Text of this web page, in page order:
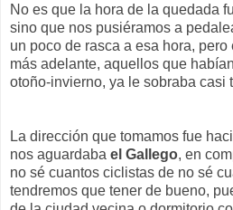
No es que la hora de la quedada
sino que nos pusiéramos a
un poco de rasca a esa hora,
más adelante, aquellos que
otoño-invierno, ya le sobraba casi
La dirección que tomamos fue
nos aguardaba el Gallego, en
no sé cuantos ciclistas de no sé
tendremos que tener de bueno,